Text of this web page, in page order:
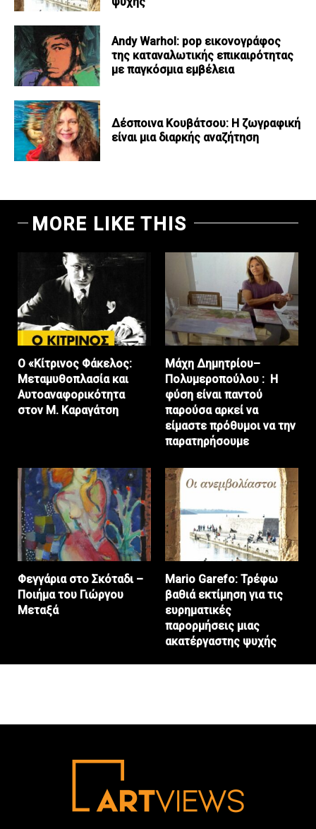
Andy Warhol: pop εικονογράφος
της καταναλωτικής επικαιρότητας
με παγκόσμια εμβέλεια
Δέσποινα Κουβάτσου: Η ζωγραφική
είναι μια διαρκής αναζήτηση
MORE LIKE THIS
Ο «Κίτρινος Φάκελος:
Μεταμυθοπλασία και
Αυτοαναφορικότητα
στον Μ. Καραγάτση
Μάχη Δημητρίου–
Πολυμεροπούλου : Η
φύση είναι παντού
παρούσα αρκεί να
είμαστε πρόθυμοι να την
παρατηρήσουμε
Φεγγάρια στο Σκόταδι –
Ποιήμα του Γιώργου
Μεταξά
Mario Garefo: Τρέφω
βαθιά εκτίμηση για τις
ευρηματικές
παρορμήσεις μιας
ακατέργαστης ψυχής